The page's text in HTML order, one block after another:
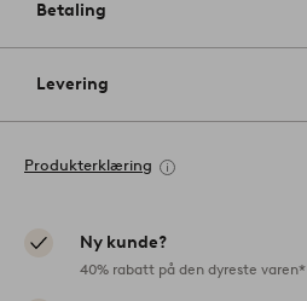
Betaling
Levering
Produkterklæring
Ny kunde?
40% rabatt på den dyreste varen*